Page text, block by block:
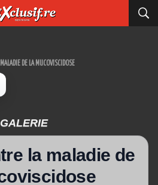
DE LA MUCOVISCIDOSE
GALERIE
la maladie de